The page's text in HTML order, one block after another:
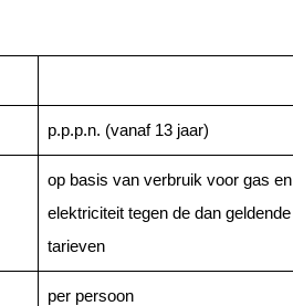
p.p.p.n. (vanaf 13 jaar)
op basis van verbruik voor gas en
elektriciteit tegen de dan geldende
tarieven
per persoon